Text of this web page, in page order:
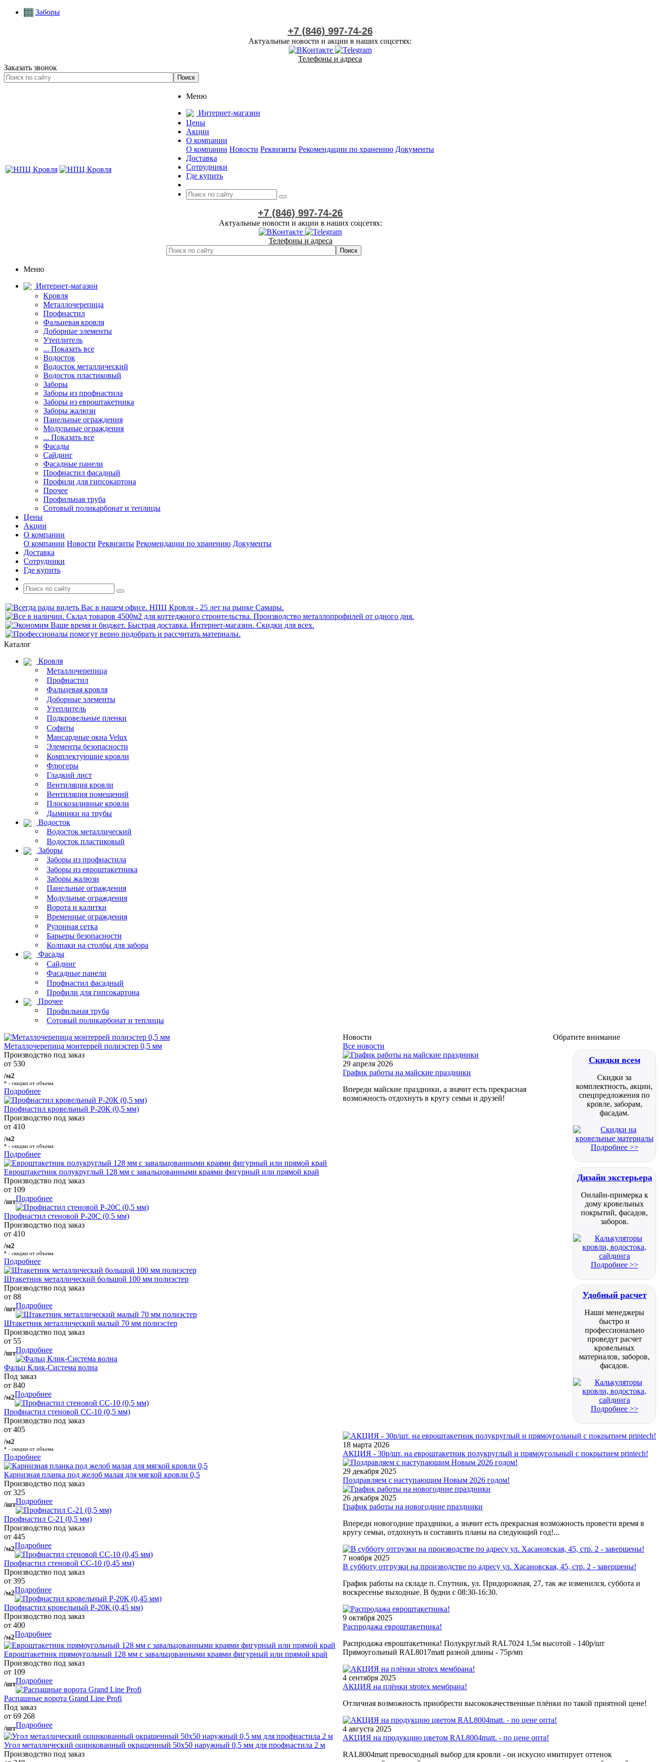
Заборы
+7 (846) 997-74-26
Актуальные новости и акции в наших соцсетях:
Телефоны и адреса
Заказать звонок
Меню
Интернет-магазин
Цены
Акции
О компании
О компании Новости Реквизиты Рекомендации по хранению Документы
Доставка
Сотрудники
Где купить
+7 (846) 997-74-26
Актуальные новости и акции в наших соцсетях:
Телефоны и адреса
Меню
Интернет-магазин
Кровля
Металлочерепица
Профнастил
Фальцевая кровля
Доборные элементы
Утеплитель
... Показать все
Водосток
Водосток металлический
Водосток пластиковый
Заборы
Заборы из профнастила
Заборы из евроштакетника
Заборы жалюзи
Панельные ограждения
Модульные ограждения
... Показать все
Фасады
Сайдинг
Фасадные панели
Профнастил фасадный
Профили для гипсокартона
Прочее
Профильная труба
Сотовый поликарбонат и теплицы
Цены
Акции
О компании
О компании Новости Реквизиты Рекомендации по хранению Документы
Доставка
Сотрудники
Где купить
Каталог
Кровля
Металлочерепица
Профнастил
Фальцевая кровля
Доборные элементы
Утеплитель
Подкровельные пленки
Софиты
Мансардные окна Velux
Элементы безопасности
Комплектующие кровли
Флюгеры
Гладкий лист
Вентиляция кровли
Вентиляция помещений
Плоскозаливные кровли
Дымники на трубы
Водосток
Водосток металлический
Водосток пластиковый
Заборы
Заборы из профнастила
Заборы из евроштакетника
Заборы жалюзи
Панельные ограждения
Модульные ограждения
Ворота и калитки
Временные ограждения
Рулонная сетка
Барьеры безопасности
Колпаки на столбы для забора
Фасады
Сайдинг
Фасадные панели
Профнастил фасадный
Профили для гипсокартона
Прочее
Профильная труба
Сотовый поликарбонат и теплицы
Металлочерепица монтеррей полиэстер 0,5 мм
Производство под заказ
от 530
/м2
* - скидки от объема
Подробнее
Профнастил кровельный Р-20К (0,5 мм)
Производство под заказ
от 410
/м2
* - скидки от объема
Подробнее
Евроштакетник полукруглый 128 мм с завальцованными краями фигурный или прямой край
Производство под заказ
от 109
/штПодробнее
Профнастил стеновой Р-20С (0,5 мм)
Производство под заказ
от 410
/м2
* - скидки от объема
Подробнее
Штакетник металлический большой 100 мм полиэстер
Производство под заказ
от 88
/штПодробнее
Штакетник металлический малый 70 мм полиэстер
Производство под заказ
от 55
/штПодробнее
Фальц Клик-Система волна
Под заказ
от 840
/м2Подробнее
Профнастил стеновой СС-10 (0,5 мм)
Производство под заказ
от 405
/м2
* - скидки от объема
Подробнее
Карнизная планка под желоб малая для мягкой кровли 0,5
Производство под заказ
от 325
/штПодробнее
Профнастил С-21 (0,5 мм)
Производство под заказ
от 445
/м2Подробнее
Профнастил стеновой СС-10 (0,45 мм)
Производство под заказ
от 395
/м2Подробнее
Профнастил кровельный Р-20К (0,45 мм)
Производство под заказ
от 400
/м2Подробнее
Евроштакетник прямоугольный 128 мм с завальцованными краями фигурный или прямой край
Производство под заказ
от 109
/штПодробнее
Распашные ворота Grand Line Profi
Под заказ
от 69 268
/штПодробнее
Угол металлический оцинкованный окрашенный 50х50 наружный 0,5 мм для профнастила 2 м
Производство под заказ
Обратите внимание
Скидки всем
Скидки за
комплектность, акции,
спецпредложения по
кровле, заборам,
фасадам.
Подробнее >>
Дизайн экстерьера
Онлайн-примерка к
дому кровельных
покрытий, фасадов,
заборов.
Подробнее >>
Удобный расчет
Наши менеджеры
быстро и
профессионально
проведут расчет
кровельных
материалов, заборов,
фасадов.
Подробнее >>
Новости
Все новости
29 апреля 2026
График работы на майские праздники
Впереди майские праздники, а значит есть прекрасная
возможность отдохнуть в кругу семьи и друзей!
18 марта 2026
АКЦИЯ - 30р/шт. на евроштакетник полукруглый и прямоугольный с покрытием printech!
29 декабря 2025
Поздравляем с наступающим Новым 2026 годом!
26 декабря 2025
График работы на новогодние праздники
Впереди новогодние праздники, а значит есть прекрасная возможность провести время в
кругу семьи, отдохнуть и составить планы на следующий год!...
7 ноября 2025
В субботу отгрузки на производстве по адресу ул. Хасановская, 45, стр. 2 - завершены!
График работы на складе п. Спутник, ул. Придорожная, 27, так же изменился, суббота и
воскресенье выходные. В будни с 08:30-16:30.
9 октября 2025
Распродажа евроштакетника!
Распродажа евроштакетника! Полукруглый RAL7024 1,5м высотой - 140р/шт
Прямоугольный RAL8017matt разной длины - 75р/мп
4 сентября 2025
АКЦИЯ на плёнки strotex мембрана!
Отличная возможность приобрести высококачественные плёнки по такой приятной цене!
4 августа 2025
АКЦИЯ на продукцию цветом RAL8004matt. - по цене опта!
RAL8004matt превосходный выбор для кровли - он искусно имитирует оттенок